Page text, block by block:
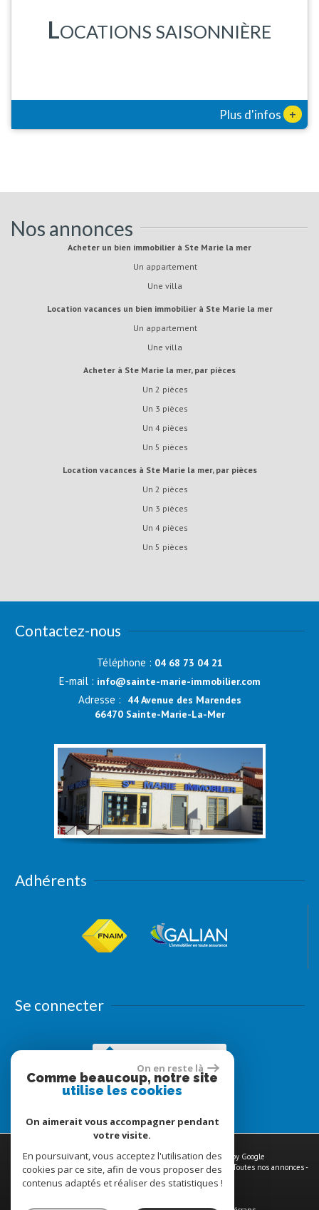
LOCATIONS SAISONNIÈRE
Plus d'infos +
Nos annonces
Acheter un bien immobilier à Ste Marie la mer
Un appartement
Une villa
Location vacances un bien immobilier à Ste Marie la mer
Un appartement
Une villa
Acheter à Ste Marie la mer, par pièces
Un 2 pièces
Un 3 pièces
Un 4 pièces
Un 5 pièces
Location vacances à Ste Marie la mer, par pièces
Un 2 pièces
Un 3 pièces
Un 4 pièces
Un 5 pièces
Contactez-nous
Téléphone : 04 68 73 04 21
E-mail : info@sainte-marie-immobilier.com
Adresse :
44 Avenue des Marendes
66470 Sainte-Marie-La-Mer
Adhérents
Se connecter
© 2026 | Tous droits réservés | Traduction powered by Google
Plan du site- Mentions légales-Nos honoraires-Liens- Admin Toutes nos annonces-
Politique RGPD
On en reste là
Comme beaucoup, notre site
utilise les cookies
On aimerait vous accompagner pendant
votre visite.
En poursuivant, vous acceptez l'utilisation des
cookies par ce site, afin de vous proposer des
contenus adaptés et réaliser des statistiques !